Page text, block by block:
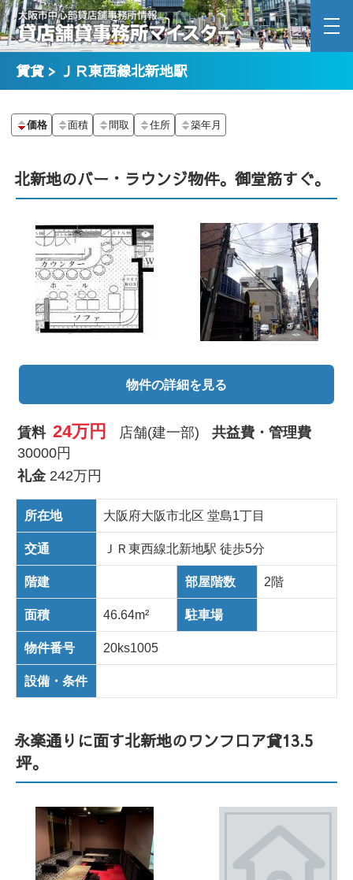
賃貸 > ＪＲ東西線北新地駅
価格 面積 間取 住所 築年月
北新地のバー・ラウンジ物件。御堂筋すぐ。
物件の詳細を見る
賃料 24万円 店舗(建一部)
共益費・管理費
30000円
礼金 242万円
所在地 大阪府大阪市北区 堂島1丁目
交通 ＪＲ東西線北新地駅 徒歩5分
階建 部屋階数 2階
面積 46.64m² 駐車場
物件番号 20ks1005
設備・条件
永楽通りに面す北新地のワンフロア貸13.5
坪。